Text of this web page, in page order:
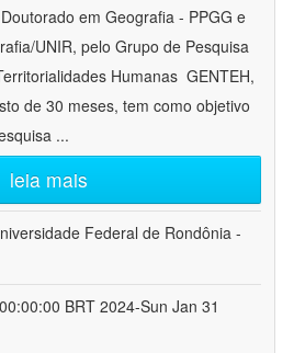
em Geografia - PPGG e
UNIR, pelo Grupo de Pesquisa
Humanas  GENTEH,
de 30 meses, tem como objetivo
...
leia mais
Federal de Rondônia -
BRT 2024-Sun Jan 31